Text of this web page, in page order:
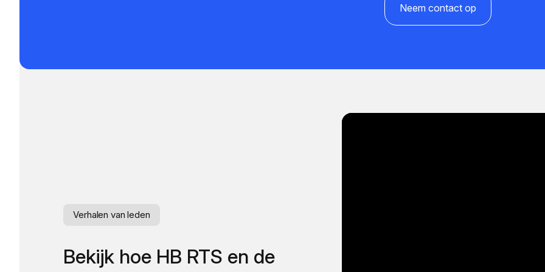
Neem contact op
Verhalen van leden
Bekijk hoe HB RTS en de